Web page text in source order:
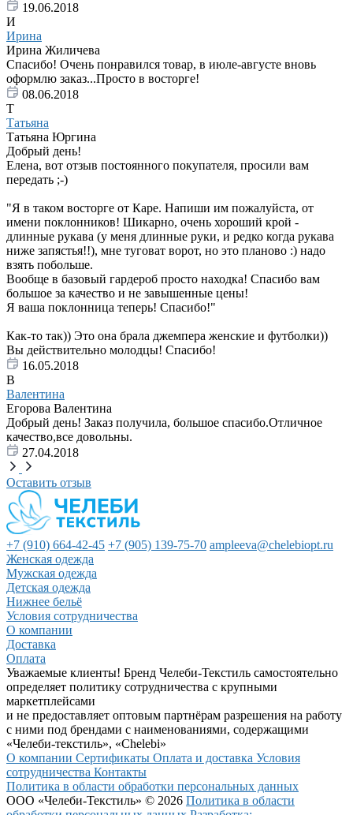
19.06.2018
И
Ирина
Ирина Жиличева
Спасибо! Очень понравился товар, в июле-августе вновь
оформлю заказ...Просто в восторге!
08.06.2018
Т
Татьяна
Татьяна Юргина
Добрый день!
Елена, вот отзыв постоянного покупателя, просили вам
передать ;-)
"Я в таком восторге от Каре. Напиши им пожалуйста, от
имени поклонников! Шикарно, очень хороший крой -
длинные рукава (у меня длинные руки, и редко когда рукава
ниже запястья!!), мне туговат ворот, но это планово :) надо
взять побольше.
Вообще в базовый гардероб просто находка! Спасибо вам
большое за качество и не завышенные цены!
Я ваша поклонница теперь! Спасибо!"
Как-то так)) Это она брала джемпера женские и футболки))
Вы действительно молодцы! Спасибо!
16.05.2018
В
Валентина
Егорова Валентина
Добрый день! Заказ получила, большое спасибо.Отличное
качество,все довольны.
27.04.2018
Оставить отзыв
+7 (910) 664-42-45 +7 (905) 139-75-70 ampleeva@chelebiopt.ru
Женская одежда
Мужская одежда
Детская одежда
Нижнее бельё
Условия сотрудничества
О компании
Доставка
Оплата
Уважаемые клиенты! Бренд Челеби-Текстиль самостоятельно
определяет политику сотрудничества с крупными
маркетплейсами
и не предоставляет оптовым партнёрам разрешения на работу
с ними под брендами с наименованиями, содержащими
«Челеби-текстиль», «Chelebi»
О компании Сертификаты Оплата и доставка Условия
сотрудничества Контакты
Политика в области обработки персональных данных
ООО «Челеби-Текстиль» © 2026 Политика в области